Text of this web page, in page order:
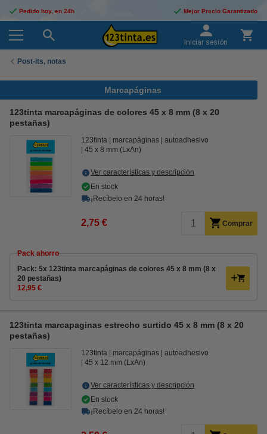
Pedido hoy, en 24h Mejor Precio Garantizado
Iniciar sesión
Post-its, notas
Marcapáginas
123tinta marcapáginas de colores 45 x 8 mm (8 x 20
pestañas)
123tinta marcapáginas
autoadhesivo
45 x 8 mm (LxAn)
Ver características y descripción
En stock
¡Recíbelo en 24 horas!
2,75 € Comprar
Pack ahorro
Pack: 5x 123tinta marcapáginas de colores 45 x 8 mm (8 x
20 pestañas)
12,95 €
123tinta marcapaginas estrecho surtido 45 x 8 mm (8 x 20
pestañas)
123tinta marcapáginas
autoadhesivo
45 x 12 mm (LxAn)
Ver características y descripción
En stock
¡Recíbelo en 24 horas!